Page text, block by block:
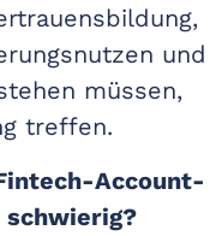
und
müssen,
treffen.
Account-
schwierig?